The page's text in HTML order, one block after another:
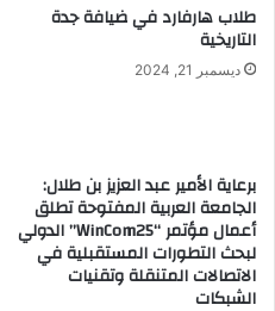
طلاب هارفارد في ضيافة جدة
التاريخية
ديسمبر 21, 2024
برعاية الأمير عبد العزيز بن طلال:
الجامعة العربية المفتوحة تطلق
أعمال مؤتمر “WinCom25” الدولي
لبحث التطورات المستقبلية في
الاتصالات المتنقلة وتقنيات
الشبكات